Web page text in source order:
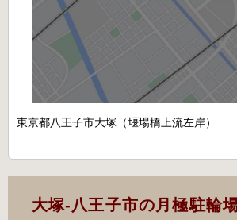
東京都八王子市大塚（堰場橋上流左岸）
大塚-八王子市の月極駐輪